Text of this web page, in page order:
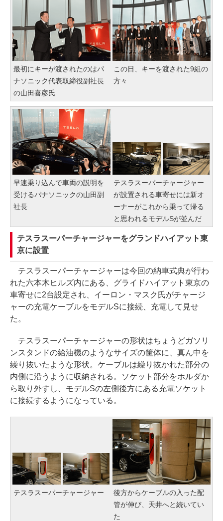
最初にキーが渡されたのはパ
ナソニック代表取締役副社長
の山田喜彦氏
この日、キーを渡された9組の
方々
早速乗り込んで車両の説明を
受けるパナソニックの山田副
社長
テスラスーパーチャージャー
が設置される車寄せには新オ
ーナーがこれから乗って帰る
と思われるモデルSが並んだ
テスラスーパーチャージャーをグランドハイアット東
京に設置
テスラスーパーチャージャーは今回の納車式典が行わ
れた六本木ヒルズ内にある、グライドハイアット東京の
車寄せに2台設定され、イーロン・マスク氏がチャージ
ャーの充電ケーブルをモデルSに接続、充電して見せ
た。
テスラスーパーチャージャーの形状はちょうどガソリ
ンスタンドの給油機のようなサイズの筐体に、真ん中を
繰り抜いたような形状。ケーブルは繰り抜かれた部分の
内側に沿うように収納される。ソケット部分をホルダか
ら取り外すし、モデルSの左側後方にある充電ソケット
に接続するようになっている。
テスラスーパーチャージャー
後方からケーブルの入った配
管が伸び、天井へと続いてい
た